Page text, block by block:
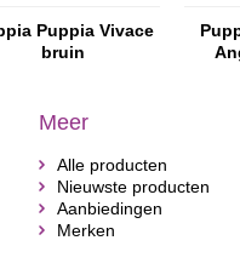
Puppia Vivace
bruin
Meer
Alle producten
Nieuwste producten
Aanbiedingen
Merken